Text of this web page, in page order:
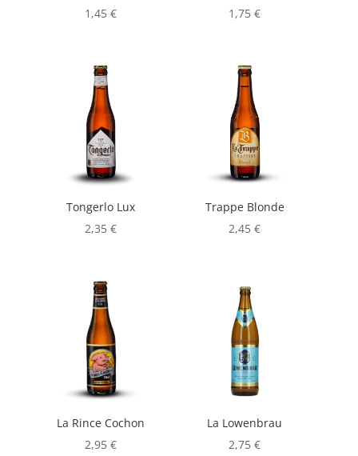
1,45 €
1,75€
Tongerlo Lux
2,35 €
Trappe Blonde
2,45€
La Rince Cochon
2,95 €
La Lowenbrau
2,75€